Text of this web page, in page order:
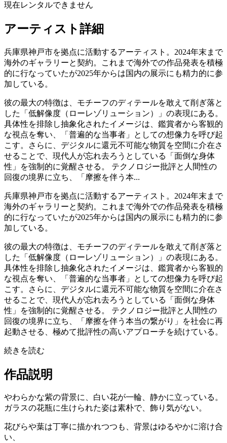
現在レンタルできません
アーティスト詳細
兵庫県神戸市を拠点に活動するアーティスト。2024年末まで
海外のギャラリーと契約。これまで海外での作品発表を積極
的に行なっていたが2025年からは国内の展示にも精力的に参
加している。
彼の最大の特徴は、モチーフのディテールを敢えて削ぎ落と
した「低解像度（ローレゾリューション）」の表現にある。
具体性を排除し抽象化されたイメージは、鑑賞者から客観的
な視点を奪い、「普遍的な当事者」としての想像力を呼び起
こす。さらに、デジタルに還元不可能な物質を空間に介在さ
せることで、現代人が忘れ去ろうとしている「面倒な身体
性」を強制的に覚醒させる。 テクノロジー批評と人間性の
回復の境界に立ち、「摩擦を伴う本...
兵庫県神戸市を拠点に活動するアーティスト。2024年末まで
海外のギャラリーと契約。これまで海外での作品発表を積極
的に行なっていたが2025年からは国内の展示にも精力的に参
加している。
彼の最大の特徴は、モチーフのディテールを敢えて削ぎ落と
した「低解像度（ローレゾリューション）」の表現にある。
具体性を排除し抽象化されたイメージは、鑑賞者から客観的
な視点を奪い、「普遍的な当事者」としての想像力を呼び起
こす。さらに、デジタルに還元不可能な物質を空間に介在さ
せることで、現代人が忘れ去ろうとしている「面倒な身体
性」を強制的に覚醒させる。 テクノロジー批評と人間性の
回復の境界に立ち、「摩擦を伴う本当の繋がり」を社会に再
起動させる、極めて批評性の高いアプローチを続けている。
続きを読む
作品説明
やわらかな紫の背景に、白い花が一輪、静かに立っている。
ガラスの花瓶に生けられた姿は素朴で、飾り気がない。
花びらや葉は丁寧に描かれつつも、背景はゆるやかに溶け合
い、